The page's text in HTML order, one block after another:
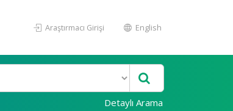
Araştırmacı Girişi English
Detaylı Arama